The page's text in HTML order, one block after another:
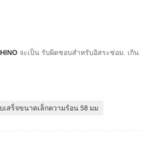
จะเป็น รับผิดชอบสำหรับอิสระซ่อม. เกิน
เสร็จขนาดเล็กความร้อน 58 มม